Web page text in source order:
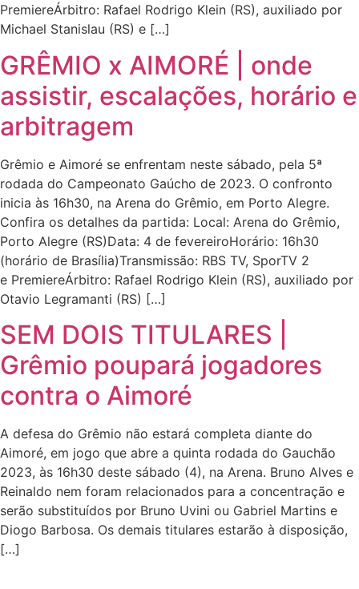
PremiereÁrbitro: Rafael Rodrigo Klein (RS), auxiliado por
Michael Stanislau (RS) e […]
GRÊMIO x AIMORÉ | onde
assistir, escalações, horário e
arbitragem
Grêmio e Aimoré se enfrentam neste sábado, pela 5ª
rodada do Campeonato Gaúcho de 2023. O confronto
inicia às 16h30, na Arena do Grêmio, em Porto Alegre.
Confira os detalhes da partida: Local: Arena do Grêmio,
Porto Alegre (RS)Data: 4 de fevereiroHorário: 16h30
(horário de Brasília)Transmissão: RBS TV, SporTV 2
e PremiereÁrbitro: Rafael Rodrigo Klein (RS), auxiliado por
Otavio Legramanti (RS) […]
SEM DOIS TITULARES |
Grêmio poupará jogadores
contra o Aimoré
A defesa do Grêmio não estará completa diante do
Aimoré, em jogo que abre a quinta rodada do Gauchão
2023, às 16h30 deste sábado (4), na Arena. Bruno Alves e
Reinaldo nem foram relacionados para a concentração e
serão substituídos por Bruno Uvini ou Gabriel Martins e
Diogo Barbosa. Os demais titulares estarão à disposição,
[…]